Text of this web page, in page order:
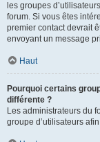
les groupes
forum. Si vous êtes
premier contact devrait
envoyant un message
Haut
Pourquoi certains
différente ?
Les administrateurs du
groupe d’utilisateurs